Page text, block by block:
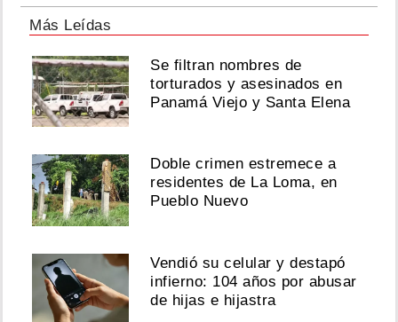
Más Leídas
Se filtran nombres de
torturados y asesinados en
Panamá Viejo y Santa Elena
Doble crimen estremece a
residentes de La Loma, en
Pueblo Nuevo
Vendió su celular y destapó
infierno: 104 años por abusar
de hijas e hijastra